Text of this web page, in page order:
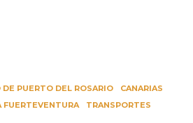
PUERTO DEL ROSARIO
CANARIAS
FUERTEVENTURA TRANSPORTES